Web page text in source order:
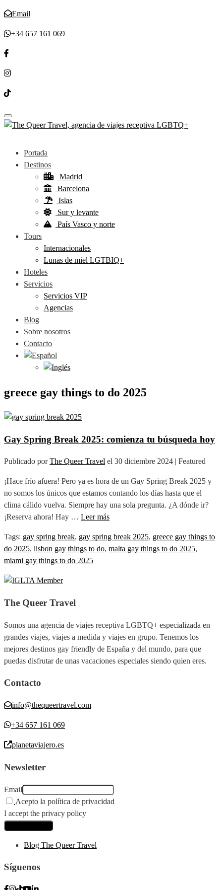
Email
+34 657 161 069
Toggle navigation
Portada
Destinos
Madrid
Barcelona
Islas
Sur y levante
País Vasco y norte
Tours
Internacionales
Lunas de miel LGTBIQ+
Hoteles
Servicios
Servicios VIP
Agencias
Blog
Sobre nosotros
Contacto
greece gay things to do 2025
Gay Spring Break 2025: comienza tu búsqueda hoy
Publicado porThe Queer Travel el 30 diciembre 2024 | Featured
¡Hace frío afuera! Pero ya es hora de un Gay Spring Break 2025 y
no somos los únicos que estamos contando los días hasta que el
clima cálido vuelva. Siempre hay una sola pregunta. ¿A dónde ir?
¡Reserva ahora! Hay … Leer más
Tags: gay spring break, gay spring break 2025, greece gay things to
do 2025, lisbon gay things to do, malta gay things to do 2025,
miami gay things to do 2025
The Queer Travel
Somos una agencia de viajes receptiva LGBTQ+ especializada en
grandes viajes, viajes a medida y viajes en grupo. Tenemos los
mejores destinos gay friendly de España y del mundo, para que
puedas disfrutar de unas vacaciones especiales siendo quien eres.
Contacto
info@thequeertravel.com
+34 657 161 069
planetaviajero.es
Newsletter
Email
Acepto la política de privacidad
I accept the privacy policy
Blog The Queer Travel
Síguenos